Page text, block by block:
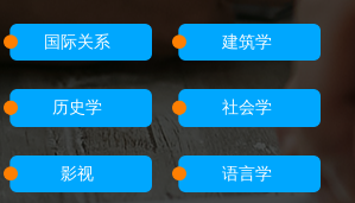
国际关系 建筑学
历史学 社会学
影视 语言学